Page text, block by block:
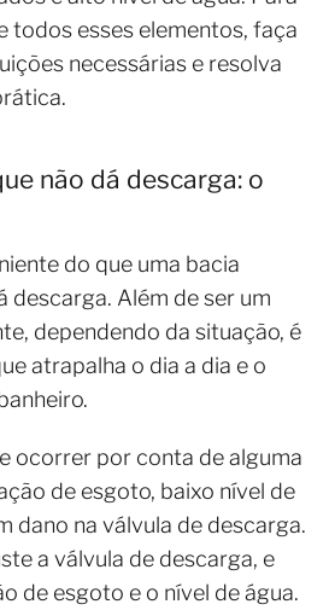
todos esses elementos, faça
necessárias e resolva
não dá descarga: o
do que uma bacia
descarga. Além de ser um
dependendo da situação, é
atrapalha o dia a dia e o
ocorrer por conta de alguma
de esgoto, baixo nível de
dano na válvula de descarga.
a válvula de descarga, e
de esgoto e o nível de água.